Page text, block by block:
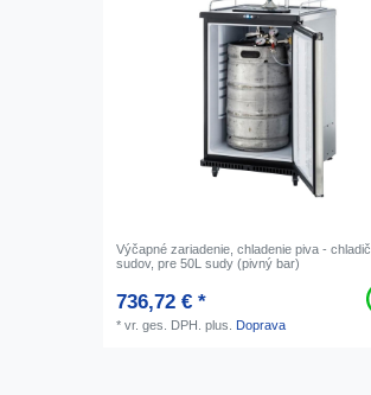
Výčapné zariadenie, chladenie piva - chladič
sudov, pre 50L sudy (pivný bar)
736,72 € *
*vr. ges. DPH. plus. Doprava